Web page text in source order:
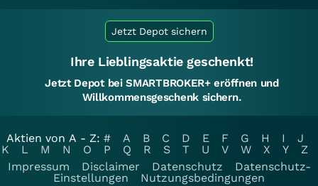
Jetzt Depot sichern
Ihre Lieblingsaktie geschenkt!
Jetzt Depot bei SMARTBROKER+ eröffnen und
Willkommensgeschenk sichern.
Aktien von A - Z: # A B C D E F G H I
J
K
L M N O P Q R S T U V W X Y
Z
Impressum
Disclaimer Datenschutz
Datenschutz-
Einstellungen
Nutzungsbedingungen